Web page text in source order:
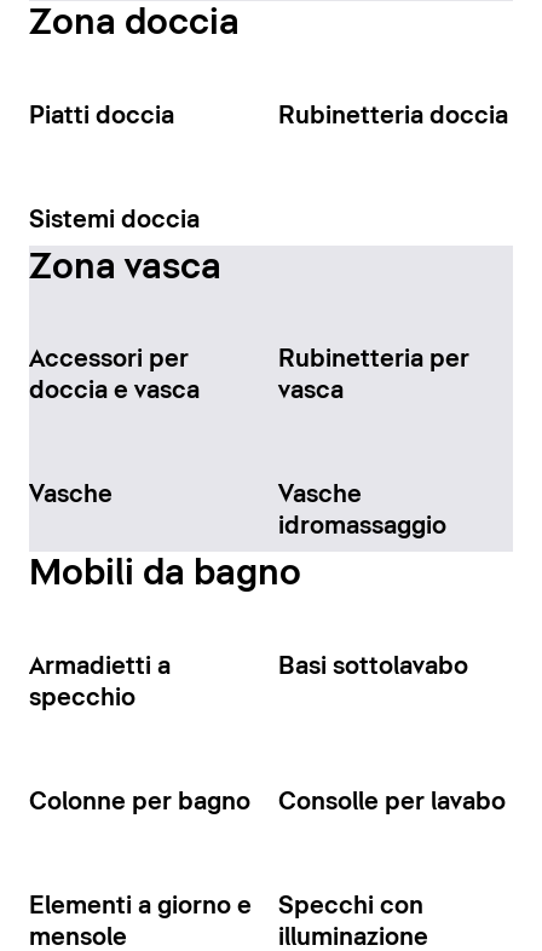
Zona doccia
Piatti doccia Rubinetteria doccia
Sistemi doccia
Zona vasca
Accessori per
doccia e vasca
Rubinetteria per
vasca
Vasche
Vasche
idromassaggio
Mobili da bagno
Armadietti a
specchio
Basi sottolavabo
Colonne per bagno Consolle per lavabo
Elementi a giorno e
mensole
Specchi con
illuminazione